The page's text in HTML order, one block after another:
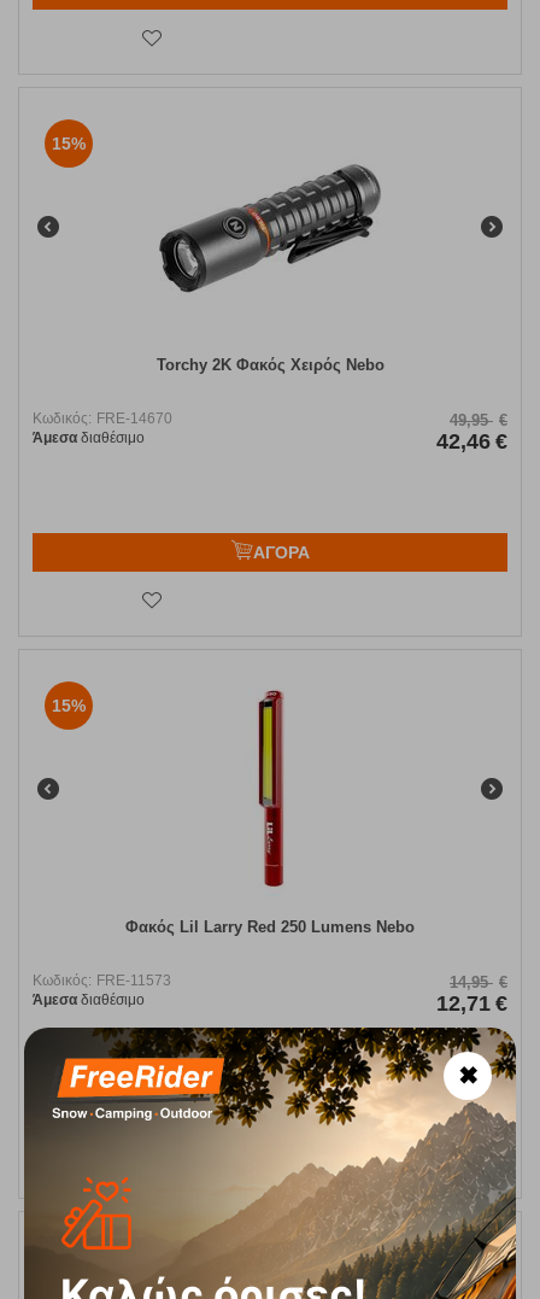
15%
Torchy 2K Φακός Χειρός Nebo
Κωδικός: FRE-14670
Άμεσα διαθέσιμο
49,95 €
42,46 €
ΑΓΟΡΑ
15%
Φακός Lil Larry Red 250 Lumens Nebo
Κωδικός: FRE-11573
Άμεσα διαθέσιμο
14,95 €
12,71 €
ΑΓΟΡΑ
✖